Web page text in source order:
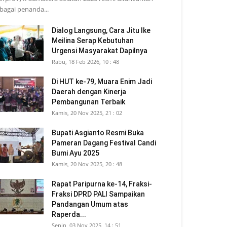
penanda...
Dialog Langsung, Cara Jitu Ike
Meilina Serap Kebutuhan
Urgensi Masyarakat Dapilnya
Rabu, 18 Feb 2026, 10 : 48
Di HUT ke-79, Muara Enim Jadi
Daerah dengan Kinerja
Pembangunan Terbaik
Kamis, 20 Nov 2025, 21 : 02
Bupati Asgianto Resmi Buka
Pameran Dagang Festival Candi
Bumi Ayu 2025
Kamis, 20 Nov 2025, 20 : 48
Rapat Paripurna ke-14, Fraksi-
Fraksi DPRD PALI Sampaikan
Pandangan Umum atas
Raperda...
Senin, 03 Nov 2025, 14 : 51